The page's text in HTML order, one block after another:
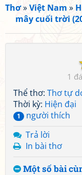
Thơ»Việt Nam »
mây cuối trời
1
Thể thơ: Thơ tự
Thời kỳ: Hiện đại
1
người thích
Trả lời
In bài thơ
Một số bài